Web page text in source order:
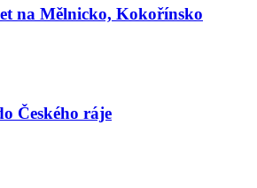
na Mělnicko, Kokořínsko
Českého ráje